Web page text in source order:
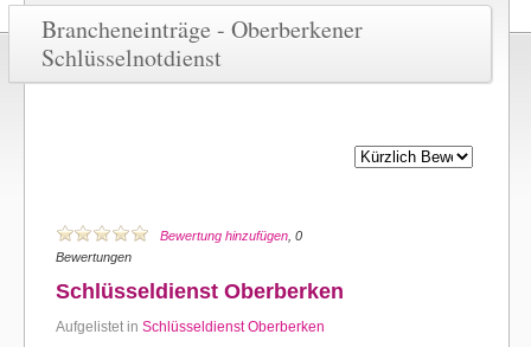
Brancheneinträge - Oberberkener
Schlüsselnotdienst
Bewertung hinzufügen , 0
Bewertungen
Schlüsseldienst Oberberken
Aufgelistet in Schlüsseldienst Oberberken